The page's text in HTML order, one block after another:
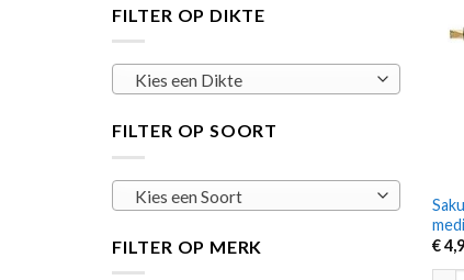
FILTER OP DIKTE
Kies een Dikte
FILTER OP SOORT
Kies een Soort
FILTER OP MERK
€